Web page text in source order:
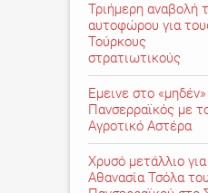
Τριήμερη αναβολή
αυτοφώρου για
Τούρκους
στρατιωτικούς
Εμεινε στο
Πανσερραϊκός με
Αγροτικό Αστέρα
Χρυσό μετάλλιο
Αθανασία Τσόλα του